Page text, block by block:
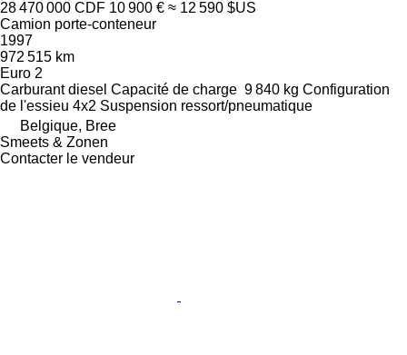
28 470 000 CDF 10 900 € ≈ 12 590 $US
Camion porte-conteneur
1997
972 515 km
Euro 2
Carburant diesel Capacité de charge 9 840 kg Configuration
de l'essieu 4x2 Suspension ressort/pneumatique
Belgique, Bree
Smeets & Zonen
Contacter le vendeur